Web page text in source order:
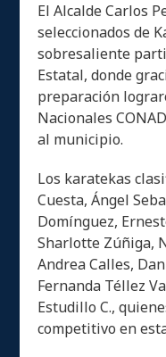
El Alcalde Carlos
seleccionados de
sobresaliente
Estatal, donde
preparación
Nacionales
al municipio.
Los karatekas
Cuesta, Ángel
Domínguez,
Sharlotte Zúñiga,
Andrea Calles,
Fernanda Téllez
Estudillo C.,
competitivo en